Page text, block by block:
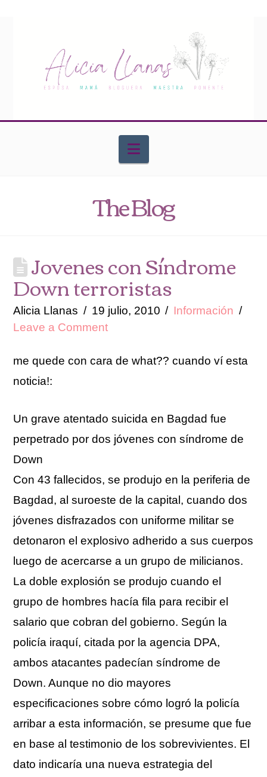
Navigation
The Blog
Jovenes con Síndrome
Down terroristas
Alicia Llanas 19 julio, 2010
Información
Leave a Comment
me quede con cara de what?? cuando ví esta
noticia!:
Un grave atentado suicida en Bagdad fue
perpetrado por dos jóvenes con síndrome de
Down
Con 43 fallecidos, se produjo en la periferia de
Bagdad, al suroeste de la capital, cuando dos
jóvenes disfrazados con uniforme militar se
detonaron el explosivo adherido a sus cuerpos
luego de acercarse a un grupo de milicianos.
La doble explosión se produjo cuando el
grupo de hombres hacía fila para recibir el
salario que cobran del gobierno. Según la
policía iraquí, citada por la agencia DPA,
ambos atacantes padecían síndrome de
Down. Aunque no dio mayores
especificaciones sobre cómo logró la policía
arribar a esta información, se presume que fue
en base al testimonio de los sobrevivientes. El
dato indicaría una nueva estrategia del